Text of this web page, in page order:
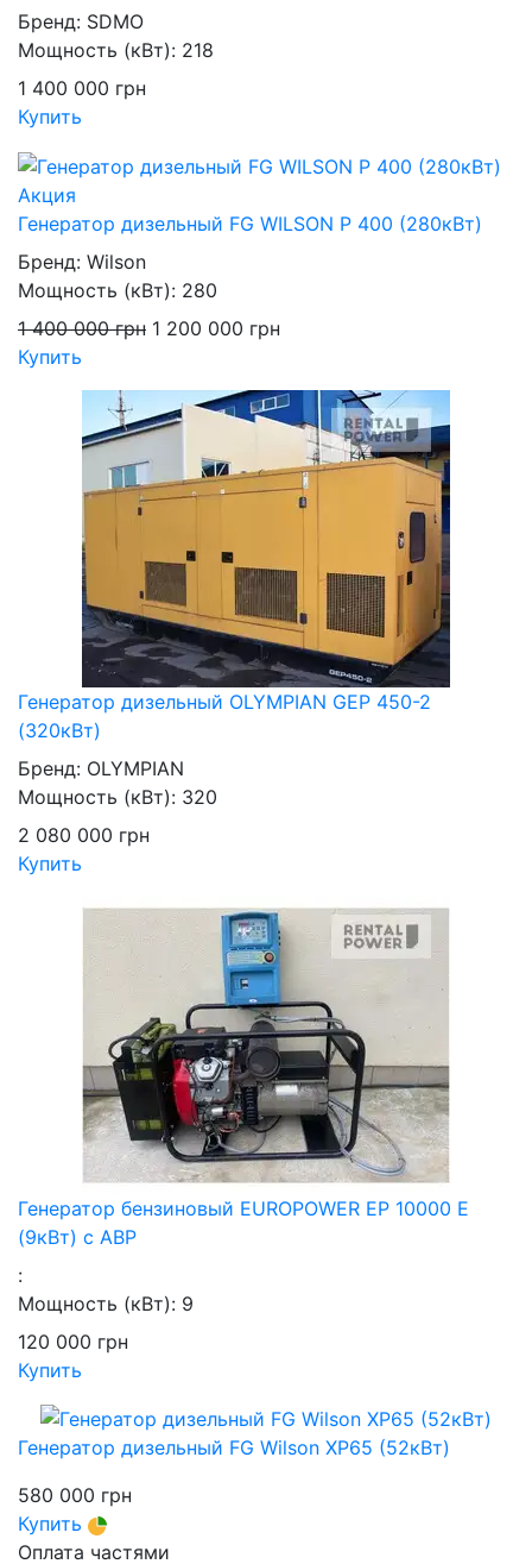
Бренд: SDMO
Мощность (кВт): 218
1 400 000 грн
Купить
Акция
Генератор дизельный FG WILSON P 400 (280кВт)
Бренд: Wilson
Мощность (кВт): 280
1 400 000грн 1 200 000 грн
Купить
Генератор дизельный OLYMPIAN GEP 450-2
(320кВт)
Бренд: OLYMPIAN
Мощность (кВт): 320
2 080 000 грн
Купить
Генератор бензиновый EUROPOWER EP 10000 Е
(9кВт) с АВР
:
Мощность (кВт): 9
120 000 грн
Купить
Генератор дизельный FG Wilson XP65 (52кВт)
580 000 грн
Купить
Оплата частями